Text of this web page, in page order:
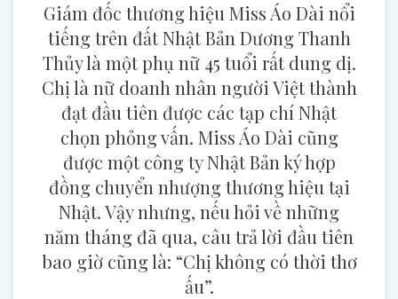
Giám đốc thương hiệu Miss Áo Dài nổi
tiếng trên đất Nhật Bản Dương Thanh
Thủy là một phụ nữ 45 tuổi rất dung dị.
Chị là nữ doanh nhân người Việt thành
đạt đầu tiên được các tạp chí Nhật
chọn phỏng vấn. Miss Áo Dài cũng
được một công ty Nhật Bản ký hợp
đồng chuyển nhượng thương hiệu tại
Nhật. Vậy nhưng, nếu hỏi về những
năm tháng đã qua, câu trả lời đầu tiên
bao giờ cũng là: “Chị không có thời thơ
ấu”.